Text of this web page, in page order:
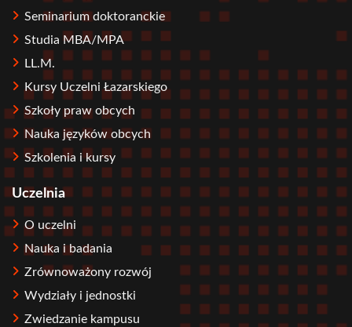
Seminarium doktoranckie
Studia MBA/MPA
LL.M.
Kursy Uczelni Łazarskiego
Szkoły praw obcych
Nauka języków obcych
Szkolenia i kursy
Uczelnia
O uczelni
Nauka i badania
Zrównoważony rozwój
Wydziały i jednostki
Zwiedzanie kampusu